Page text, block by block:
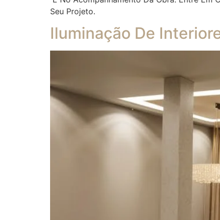
Seu Projeto.
Iluminação De